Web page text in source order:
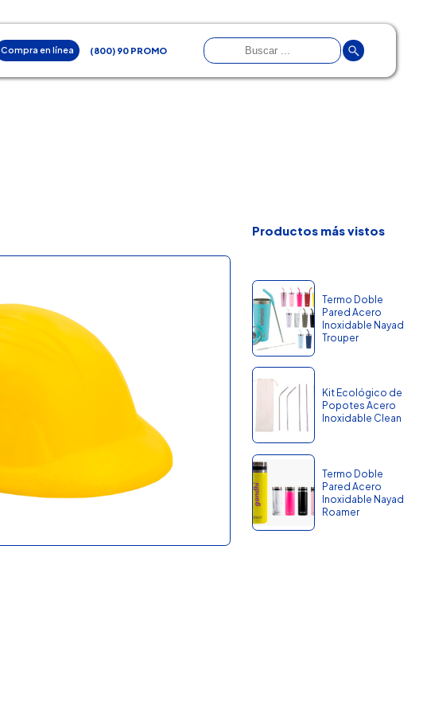
Compra en línea (800) 90 PROMO
Productos más vistos
Termo Doble
Pared Acero
Inoxidable Nayad
Trouper
Kit Ecológico de
Popotes Acero
Inoxidable Clean
Termo Doble
Pared Acero
Inoxidable Nayad
Roamer